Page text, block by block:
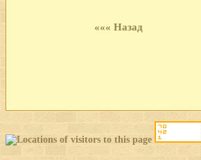
««« Назад